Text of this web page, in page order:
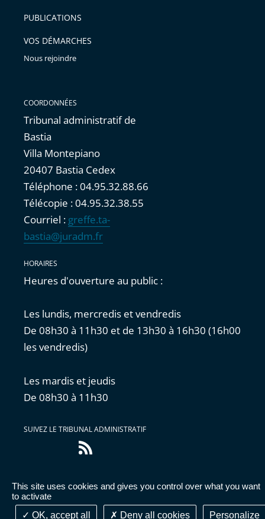
This site uses cookies and gives you control over what you want
to activate
OK, accept all
Deny all cookies Personalize
avant
PUBLICATIONS
VOS DÉMARCHES
Nous rejoindre
COORDONNÉES
Tribunal administratif de
Bastia
Villa Montepiano
20407 Bastia Cedex
Téléphone : 04.95.32.88.66
Télécopie : 04.95.32.38.55
Courriel : greffe.ta-
bastia@juradm.fr
HORAIRES
Heures d'ouverture au public :
Les lundis, mercredis et vendredis
De 08h30 à 11h30 et de 13h30 à 16h30 (16h00
les vendredis)
Les mardis et jeudis
De 08h30 à 11h30
SUIVEZ LE TRIBUNAL ADMINISTRATIF
Flux
RSS
Accessibilité : partiellement conforme
légales|Cookies Données personnelles